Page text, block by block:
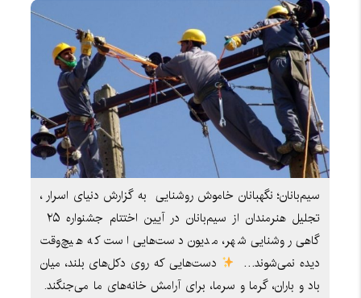
سیم‌بانان؛ نگهبانان خاموش روشنایی ‌ به گزارش دنیای اسرار ،
گاهی روشنایی شهر، مدیون دست‌هایی است که هیچ‌وقت
دیده نمی‌شوند… ‌
دست‌هایی که روی دکل‌های بلند، میان
باد و باران، گرما و سرما، برای آرامش خانه‌های ما می‌جنگند. ‌